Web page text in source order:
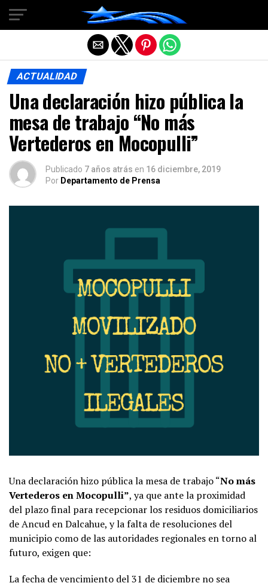
ACTUALIDAD
Una declaración hizo pública la
mesa de trabajo “No más
Vertederos en Mocopulli”
Publicado 7 años atrás en 16 diciembre, 2019
Por Departamento de Prensa
Una declaración hizo pública la mesa de trabajo “No más
Vertederos en Mocopulli”, ya que ante la proximidad
del plazo final para recepcionar los residuos domiciliarios
de Ancud en Dalcahue, y la falta de resoluciones del
municipio como de las autoridades regionales en torno al
futuro, exigen que:
La fecha de vencimiento del 31 de diciembre no sea
Salir de la versión móvil